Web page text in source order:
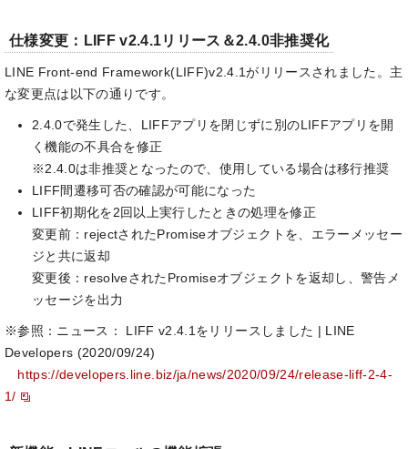
仕様変更：LIFF v2.4.1リリース＆2.4.0非推奨化
LINE Front-end Framework(LIFF)v2.4.1がリリースされました。主
な変更点は以下の通りです。
2.4.0で発生した、LIFFアプリを閉じずに別のLIFFアプリを開
く機能の不具合を修正
※2.4.0は非推奨となったので、使用している場合は移行推奨
LIFF間遷移可否の確認が可能になった
LIFF初期化を2回以上実行したときの処理を修正
変更前：rejectされたPromiseオブジェクトを、エラーメッセー
ジと共に返却
変更後：resolveされたPromiseオブジェクトを返却し、警告メ
ッセージを出力
※参照：ニュース： LIFF v2.4.1をリリースしました | LINE
Developers (2020/09/24)
https://developers.line.biz/ja/news/2020/09/24/release-liff-2-4-
1/